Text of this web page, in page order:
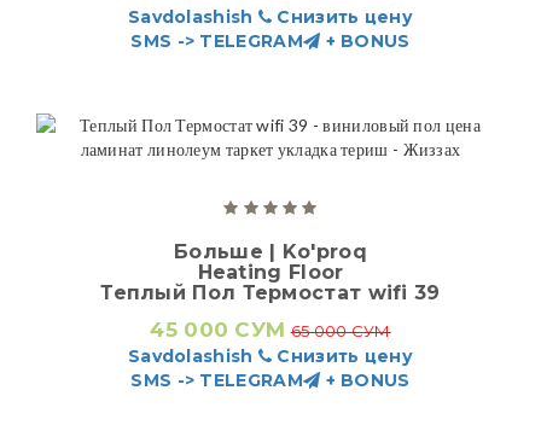
Savdolashish
Снизить цену
SMS -> TELEGRAM
+ BONUS
Больше | Ko'proq
Heating Floor
Теплый Пол Термостат wifi 39
45 000 СУМ 65 000 СУМ
Savdolashish
Снизить цену
SMS -> TELEGRAM
+ BONUS